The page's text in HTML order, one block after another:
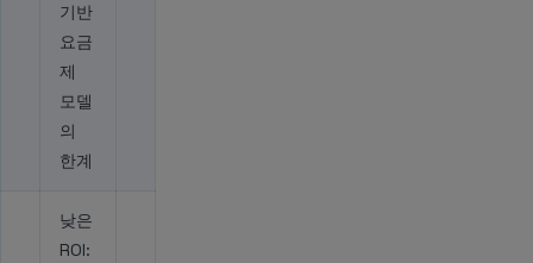
기반
요금
제
모델
의
한계
낮은
ROI: